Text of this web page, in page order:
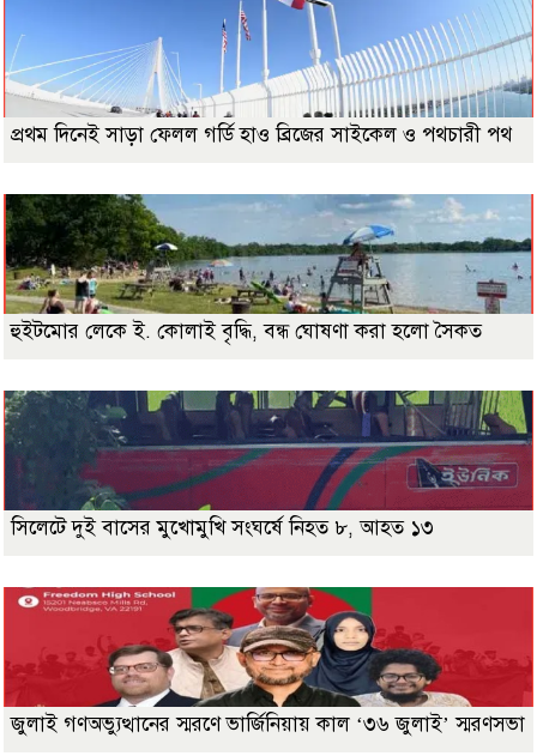
প্রথম দিনেই সাড়া ফেলল গর্ডি হাও ব্রিজের সাইকেল ও পথচারী পথ
হুইটমোর লেকে ই. কোলাই বৃদ্ধি, বন্ধ ঘোষণা করা হলো সৈকত
সিলেটে দুই বাসের মুখোমুখি সংঘর্ষে নিহত ৮, আহত ১৩
জুলাই গণঅভ্যুত্থানের স্মরণে ভার্জিনিয়ায় কাল ‘৩৬ জুলাই’ স্মরণসভা